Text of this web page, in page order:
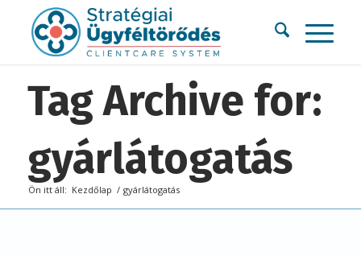
Tag Archive for:
gyárlátogatás
Ön itt áll: Kezdőlap / gyárlátogatás